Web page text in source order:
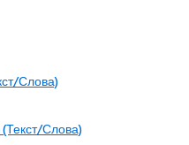
Слова)
Слова)